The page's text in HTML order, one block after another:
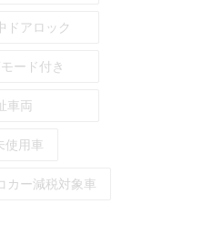
ドアロック
ード付き
車両
使用車
カー減税対象車